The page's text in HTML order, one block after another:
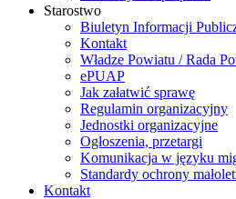
Starostwo
Biuletyn Informacji
Kontakt
Władze Powiatu / Rada
ePUAP
Jak załatwić sprawę
Regulamin organizacyjny
Jednostki organizacyjne
Ogłoszenia, przetargi
Komunikacja w języku
Standardy ochrony
Kontakt